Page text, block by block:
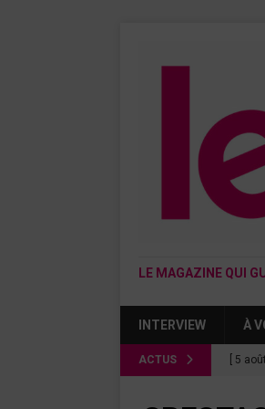
LE MAGAZINE QUI
INTERVIEW À
ACTUS [ 5